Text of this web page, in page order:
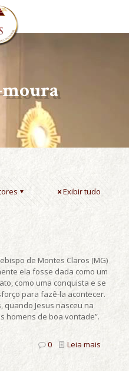
Exibir tudo
de Montes Claros (MG)
ela fosse dada como um
como uma conquista e se
para fazê-la acontecer.
Jesus nasceu na
homens de boa vontade”.
0 Leia mais